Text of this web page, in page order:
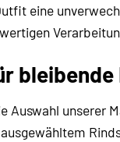
eine
bleibende
Auswahl unserer